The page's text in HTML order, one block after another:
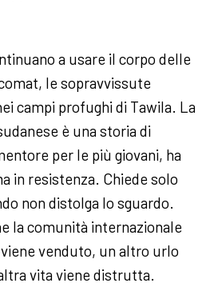
a usare il corpo delle
le sopravvissute
campi profughi di Tawila. La
è una storia di
per le più giovani, ha
in resistenza. Chiede solo
non distolga lo sguardo.
la comunità internazionale
venduto, un altro urlo
vita viene distrutta.